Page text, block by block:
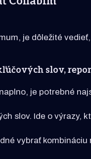
je dôležité
slov,
je potrebné
slov. Ide o výrazy,
vybrať